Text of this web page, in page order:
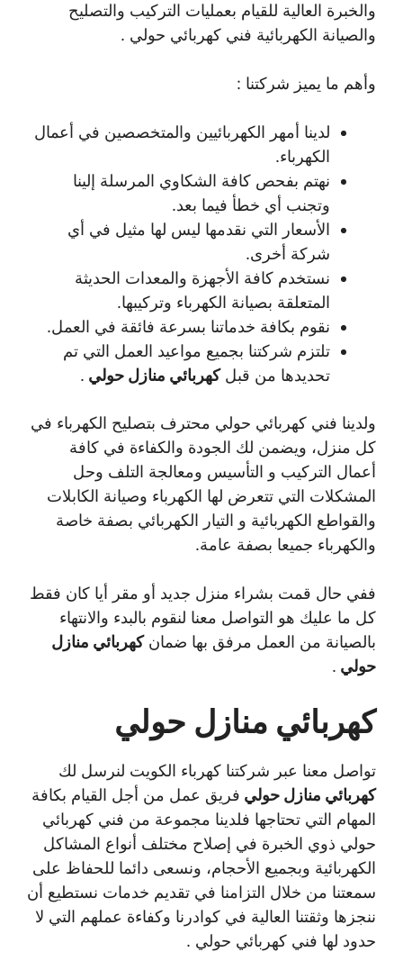
والخبرة العالية للقيام بعمليات التركيب والتصليح
والصيانة الكهربائية فني كهربائي حولي .
وأهم ما يميز شركتنا :
لدينا أمهر الكهربائيين والمتخصصين في أعمال
الكهرباء.
نهتم بفحص كافة الشكاوي المرسلة إلينا
وتجنب أي خطأ فيما بعد.
الأسعار التي نقدمها ليس لها مثيل في أي
شركة أخرى.
نستخدم كافة الأجهزة والمعدات الحديثة
المتعلقة بصيانة الكهرباء وتركيبها.
نقوم بكافة خدماتنا بسرعة فائقة في العمل.
تلتزم شركتنا بجميع مواعيد العمل التي تم
تحديدها من قبلكهربائي منازل حولي .
ولدينا فني كهربائي حولي محترف بتصليح الكهرباء في
كل منزل، ويضمن لك الجودة والكفاءة في كافة
أعمال التركيب و التأسيس ومعالجة التلف وحل
المشكلات التي تتعرض لها الكهرباء وصيانة الكابلات
والقواطع الكهربائية و التيار الكهربائي بصفة خاصة
والكهرباء جميعا بصفة عامة.
ففي حال قمت بشراء منزل جديد أو مقر أيا كان فقط
كل ما عليك هو التواصل معنا لنقوم بالبدء والانتهاء
بالصيانة من العمل مرفق بها ضمانكهربائي منازل
حولي .
كهربائي منازل حولي
تواصل معنا عبر شركتنا كهرباء الكويت لنرسل لك
كهربائي منازل حولي فريق عمل من أجل القيام بكافة
المهام التي تحتاجها فلدينا مجموعة من فني كهربائي
حولي ذوي الخبرة في إصلاح مختلف أنواع المشاكل
الكهربائية وبجميع الأحجام، ونسعى دائما للحفاظ على
سمعتنا من خلال التزامنا في تقديم خدمات نستطيع أن
ننجزها وثقتنا العالية في كوادرنا وكفاءة عملهم التي لا
حدود لها فني كهربائي حولي .